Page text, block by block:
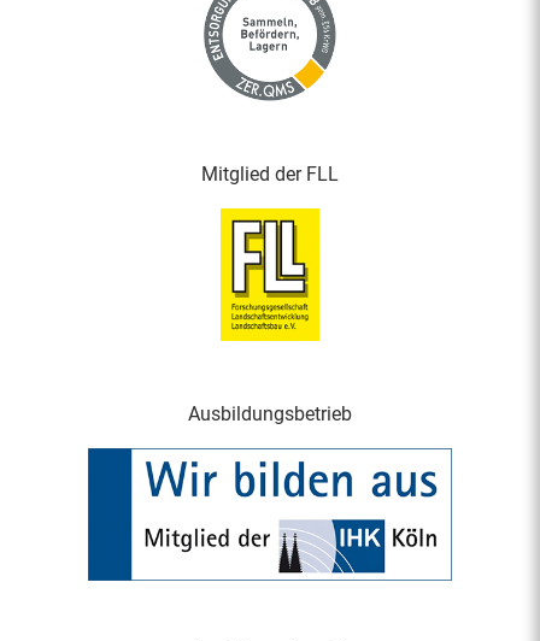
Mitglied der FLL
Ausbildungsbetrieb